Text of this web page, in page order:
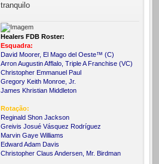
tranquilo
Healers FDB Roster:
Esquadra:
David Moorer, El Mago del Oeste™ (C)
Arron Augustin Afflalo, Triple A Franchise (VC)
Christopher Emmanuel Paul
Gregory Keith Monroe, Jr.
James Khristian Middleton
Rotação:
Reginald Shon Jackson
Greivis Josué Vásquez Rodríguez
Marvin Gaye Williams
Edward Adam Davis
Christopher Claus Andersen, Mr. Birdman